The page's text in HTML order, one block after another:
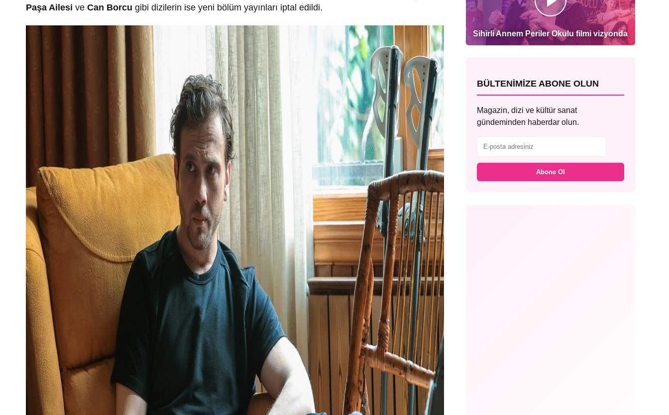
Paşa Ailesi ve Can Borcu gibi dizilerin ise yeni bölüm yayınları iptal edildi.
Sihirli Annem Periler Okulu filmi vizyonda
BÜLTENIMIZE ABONE OLUN
Magazin, dizi ve kültür sanat
gündeminden haberdar olun.
Abone Ol